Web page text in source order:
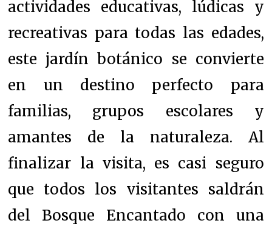
actividades educativas, lúdicas y
recreativas para todas las edades,
este jardín botánico se convierte
en un destino perfecto para
familias, grupos escolares y
amantes de la naturaleza. Al
finalizar la visita, es casi seguro
que todos los visitantes saldrán
del Bosque Encantado con una